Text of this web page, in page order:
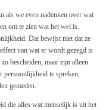
als we even nadenken over wat
om te zien wat het wel is.
Dat bewijst niet dat ze
van wat er wordt gezegd is
bescheiden, maar zijn alleen
persoonlijkheid te spreken,
gemeden.
die alles wat menselijk is uit het